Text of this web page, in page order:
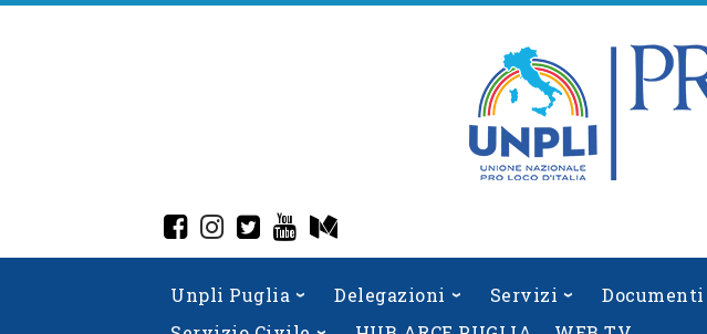
Skip
fab fa-facebook-square
fab fa-instagram
fab fa-twitter-square
fab fa-youtube
Unpli Puglia Delegazioni Servizi Documenti